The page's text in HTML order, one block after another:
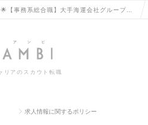
🌟【事務系総合職】大手海運会社グループ／
残業月20h程の求人情報
リアのスカウト転職
求人情報に関するポリシー